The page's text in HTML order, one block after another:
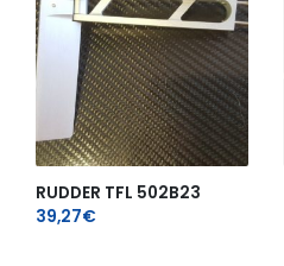
RUDDER TFL 502B23
39,27€